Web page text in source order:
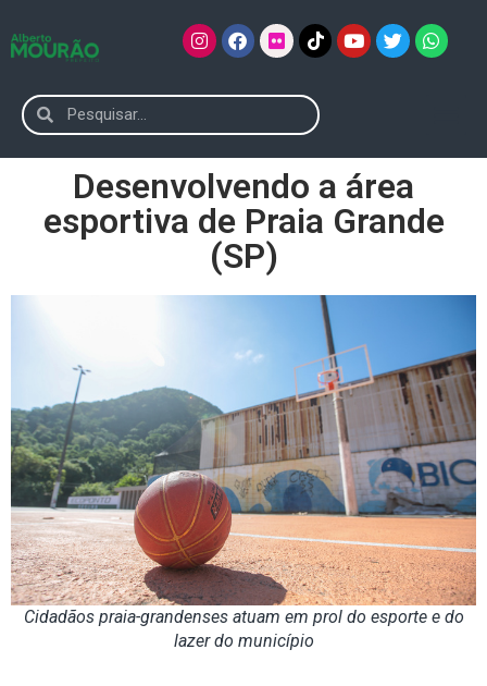
Desenvolvendo a área
esportiva de Praia Grande
(SP)
Cidadãos praia-grandenses atuam em prol do esporte e do
lazer do município